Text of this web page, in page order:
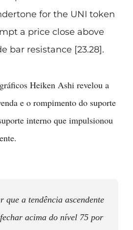
Heiken Ashi revelou a
e o rompimento do suporte
interno que impulsionou
que a tendência ascendente
acima do nível 75 por